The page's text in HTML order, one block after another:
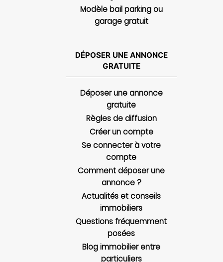
Modèle bail parking ou
garage gratuit
DÉPOSER UNE ANNONCE
GRATUITE
Déposer une annonce
gratuite
Règles de diffusion
Créer un compte
Se connecter à votre
compte
Comment déposer une
annonce ?
Actualités et conseils
immobiliers
Questions fréquemment
posées
Blog immobilier entre
particuliers